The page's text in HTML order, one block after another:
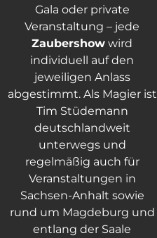
Gala oder private
Veranstaltung – jede
Zaubershow wird
individuell auf den
jeweiligen Anlass
abgestimmt. Als Magier ist
Tim Stüdemann
deutschlandweit
unterwegs und
regelmäßig auch für
Veranstaltungen in
Sachsen-Anhalt sowie
rund um Magdeburg und
entlang der Saale